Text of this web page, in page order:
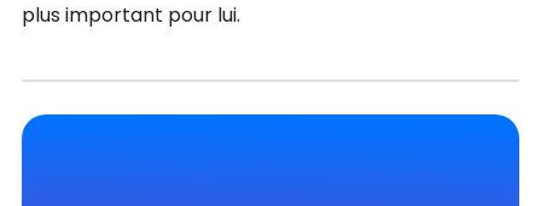
plus important pour lui.